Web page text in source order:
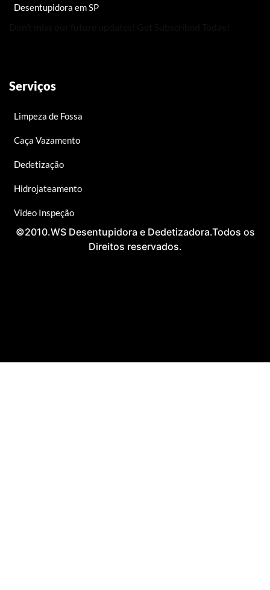
Desentupidora em SP
Serviços
Limpeza de Fossa
Caça Vazamento
Dedetização
Hidrojateamento
Video Inspeção
©2010.WS Desentupidora e Dedetizadora.Todos os
Direitos reservados.